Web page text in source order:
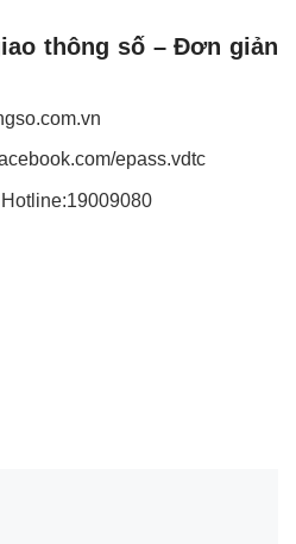
thông số – Đơn giản
epass.vdtc